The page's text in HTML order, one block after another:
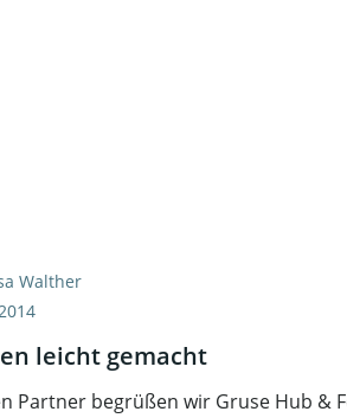
Walther
leicht gemacht
Partner begrüßen wir Gruse Hub &